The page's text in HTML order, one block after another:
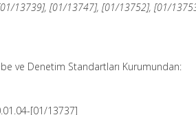
13739], [01/13747], [01/13752], [01/
ve Denetim Standartları Kurumundan:
[01/13737]